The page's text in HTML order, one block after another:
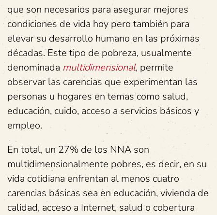
que son necesarios para asegurar mejores
condiciones de vida hoy pero también para
elevar su desarrollo humano en las próximas
décadas. Este tipo de pobreza, usualmente
denominada multidimensional, permite
observar las carencias que experimentan las
personas u hogares en temas como salud,
educación, cuido, acceso a servicios básicos y
empleo.
En total, un 27% de los NNA son
multidimensionalmente pobres, es decir, en su
vida cotidiana enfrentan al menos cuatro
carencias básicas sea en educación, vivienda de
calidad, acceso a Internet, salud o cobertura